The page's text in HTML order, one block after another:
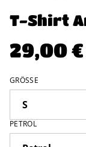
T-Shirt
29,00 €
GRÖSSE
PETROL